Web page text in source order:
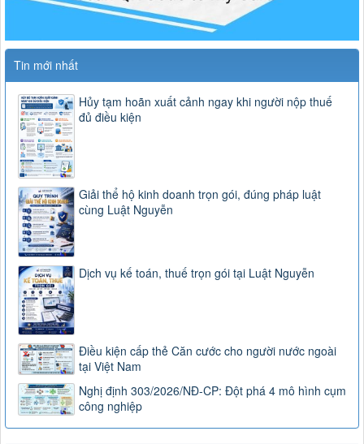
Tin mới nhất
Hủy tạm hoãn xuất cảnh ngay khi người nộp thuế
đủ điều kiện
Giải thể hộ kinh doanh trọn gói, đúng pháp luật
cùng Luật Nguyễn
Dịch vụ kế toán, thuế trọn gói tại Luật Nguyễn
Điều kiện cấp thẻ Căn cước cho người nước ngoài
tại Việt Nam
Nghị định 303/2026/NĐ-CP: Đột phá 4 mô hình cụm
công nghiệp